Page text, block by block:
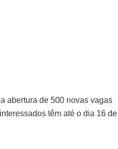
abertura de 500 novas vagas
têm até o dia 16 de